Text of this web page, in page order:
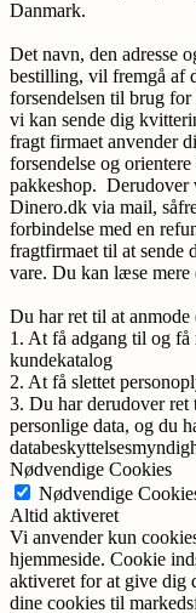
Danmark.
Det navn, den adresse
bestilling, vil fremgå af
forsendelsen til brug
vi kan sende dig
fragt firmaet anvender
forsendelse og
pakkeshop. Derudover
Dinero.dk via mail,
forbindelse med en
fragtfirmaet til at sende
vare. Du kan læse mere
Du har ret til at anmode
1. At få adgang til og
kundekatalog
2. At få slettet
3. Du har derudover ret
personlige data, og du
Nødvendige Cookies
Nødvendige
Altid aktiveret
Vi anvender kun
hjemmeside. Cookie
aktiveret for at give dig
dine cookies til